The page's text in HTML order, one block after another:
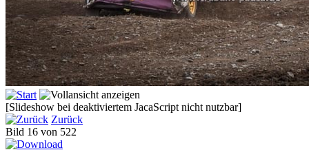
[Slideshow bei deaktiviertem JacaScript nicht nutzbar]
Zurück
Bild 16 von 522